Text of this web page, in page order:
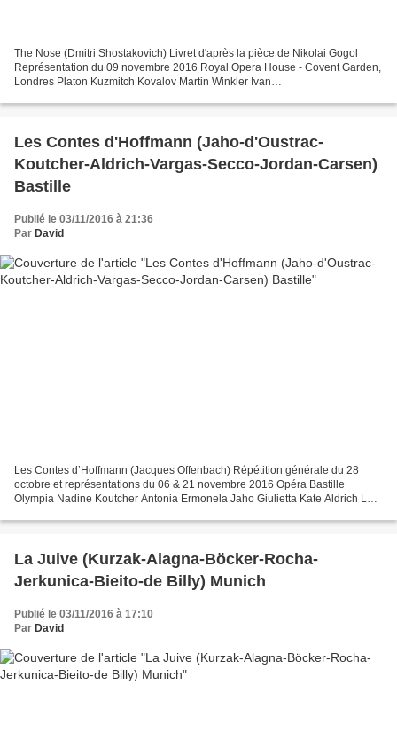
The Nose (Dmitri Shostakovich) Livret d'après la pièce de Nikolai Gogol
Représentation du 09 novembre 2016 Royal Opera House - Covent Garden,
Londres Platon Kuzmitch Kovalov Martin Winkler Ivan
Les Contes d'Hoffmann (Jaho-d'Oustrac-
Koutcher-Aldrich-Vargas-Secco-Jordan-Carsen)
Bastille
Publié le 03/11/2016 à 21:36
Par David
Les Contes d’Hoffmann (Jacques Offenbach) Répétition générale du 28
octobre et représentations du 06 & 21 novembre 2016 Opéra Bastille
Olympia Nadine Koutcher Antonia Ermonela Jaho Giulietta Kate Aldrich La
La Juive (Kurzak-Alagna-Böcker-Rocha-
Jerkunica-Bieito-de Billy) Munich
Publié le 03/11/2016 à 17:10
Par David